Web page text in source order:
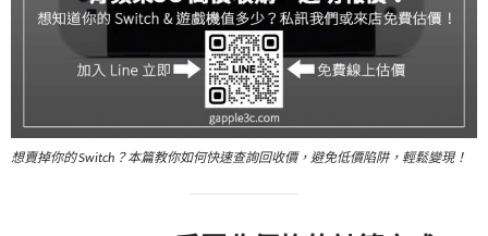
想賣掉你的 Switch？本篇教你如何快速查詢回收價，避免低價陷阱，輕鬆變現！